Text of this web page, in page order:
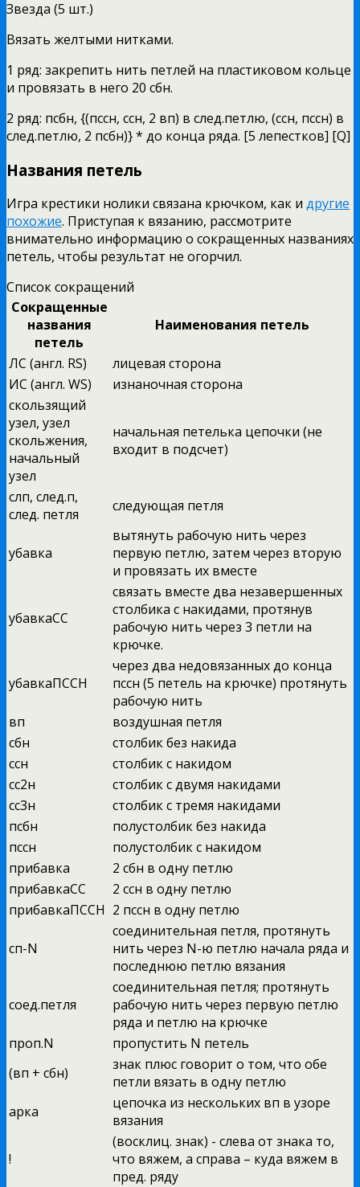
Звезда (5 шт.)
Вязать желтыми нитками.
1 ряд: закрепить нить петлей на пластиковом кольце
и провязать в него 20 сбн.
2 ряд: псбн, {(пссн, ссн, 2 вп) в след.петлю, (ссн, пссн) в
след.петлю, 2 псбн)} * до конца ряда. [5 лепестков] [Q]
Названия петель
Игра крестики нолики связана крючком, как и другие
похожие. Приступая к вязанию, рассмотрите
внимательно информацию о сокращенных названиях
петель, чтобы результат не огорчил.
Список сокращений
Сокращенные
названия
петель
Наименования петель
ЛС (англ. RS)
лицевая сторона
ИС (англ. WS)
изнаночная сторона
скользящий
узел, узел
скольжения,
начальный
узел
начальная петелька цепочки (не
входит в подсчет)
слп, след.п,
след. петля
следующая петля
убавка
вытянуть рабочую нить через
первую петлю, затем через вторую
и провязать их вместе
убавкаСС
связать вместе два незавершенных
столбика с накидами, протянув
рабочую нить через 3 петли на
крючке.
убавкаПССН
через два недовязанных до конца
пссн (5 петель на крючке) протянуть
рабочую нить
вп
воздушная петля
сбн
столбик без накида
ссн
столбик с накидом
сс2н
столбик с двумя накидами
сс3н
столбик с тремя накидами
псбн
полустолбик без накида
пссн
полустолбик с накидом
прибавка
2 сбн в одну петлю
прибавкаСС
2 ссн в одну петлю
прибавкаПССН 2 пссн в одну петлю
сп-N
соединительная петля, протянуть
нить через N-ю петлю начала ряда и
последнюю петлю вязания
соед.петля
соединительная петля; протянуть
рабочую нить через первую петлю
ряда и петлю на крючке
проп.N
пропустить N петель
(вп + сбн)
знак плюс говорит о том, что обе
петли вязать в одну петлю
арка
цепочка из нескольких вп в узоре
вязания
!
(восклиц. знак) - слева от знака то,
что вяжем, а справа – куда вяжем в
пред. ряду